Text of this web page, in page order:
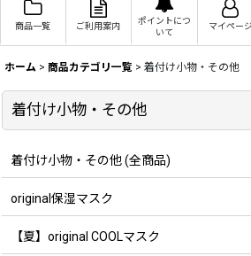
商品一覧 ご利用案内
ポイントにつ
いて
マイペー
ホーム > 商品カテゴリ一覧 > 着付け小物・その他
着付け小物・その他
着付け小物・その他 (全商品)
original保湿マスク
【夏】original COOLマスク